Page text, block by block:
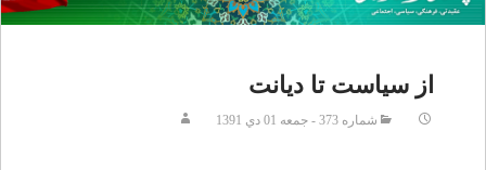
از سياست تا ديانت
شماره 373 - جمعه 01 دي 1391